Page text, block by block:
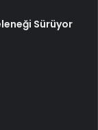
Sürüyor